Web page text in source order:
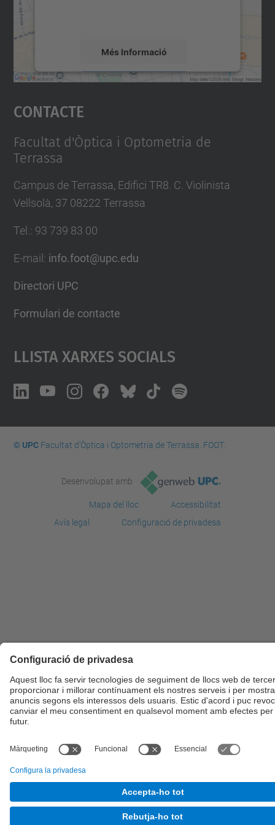
Més Informació
Accepta
powered by
Contacte
Facultat d'Òptica i Optometria de
Terrassa
Campus de Terrassa, Edifici TR8. C. Violinista
Vellsolà, 37 08222 Terrassa
Tel. : 93 739 83 00
E-mail : info.foot@upc.edu
Directori UPC
Formulari de contacte
Llista Xarxes Socials
© UPCFacultat d'Òptica i Optometria de Terrassa. FOOT.
Desenvolupat amb
Mapa del lloc
Accessibilitat
Avís legal
Configuració de privadesa